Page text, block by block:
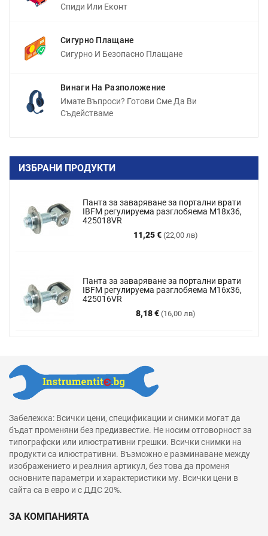
Спиди Или Еконт
Сигурно Плащане
Сигурно И Безопасно Плащане
Винаги На Разположение
Имате Въпроси? Готови Сме Да Ви
Съдействаме
ИЗБРАНИ ПРОДУКТИ
Панта за заваряване за портални врати
IBFM регулируема разглобяема M18x36,
425018VR
11,25 € (22,00 лв)
Цена
Панта за заваряване за портални врати
IBFM регулируема разглобяема М16х36,
425016VR
8,18 € (16,00 лв)
Цена
Забележка: Всички цени, спецификации и снимки могат да
бъдат променяни без предизвестие. Не носим отговорност за
типографски или илюстративни грешки. Всички снимки на
продукти са илюстративни. Възможно е разминаване между
изображението и реалния артикул, без това да променя
основните параметри и характеристики му. Всички цени в
сайта са в евро и с ДДС 20%.
ЗА КОМПАНИЯТА